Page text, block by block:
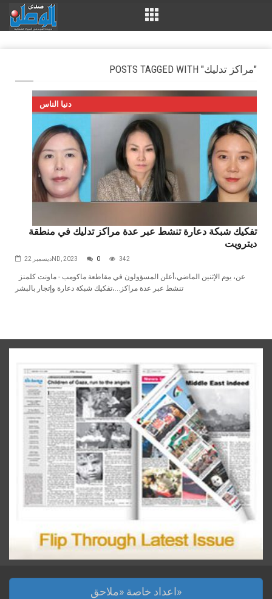
POSTS TAGGED WITH "مراكز تدليك"
دنيا الناس
تفكيك شبكة دعارة تنشط عبر عدة مراكز تدليك في منطقة
ديترويت
ديسمبر 22ND, 2023 0 342
اعداد خاصة «ملاحق»